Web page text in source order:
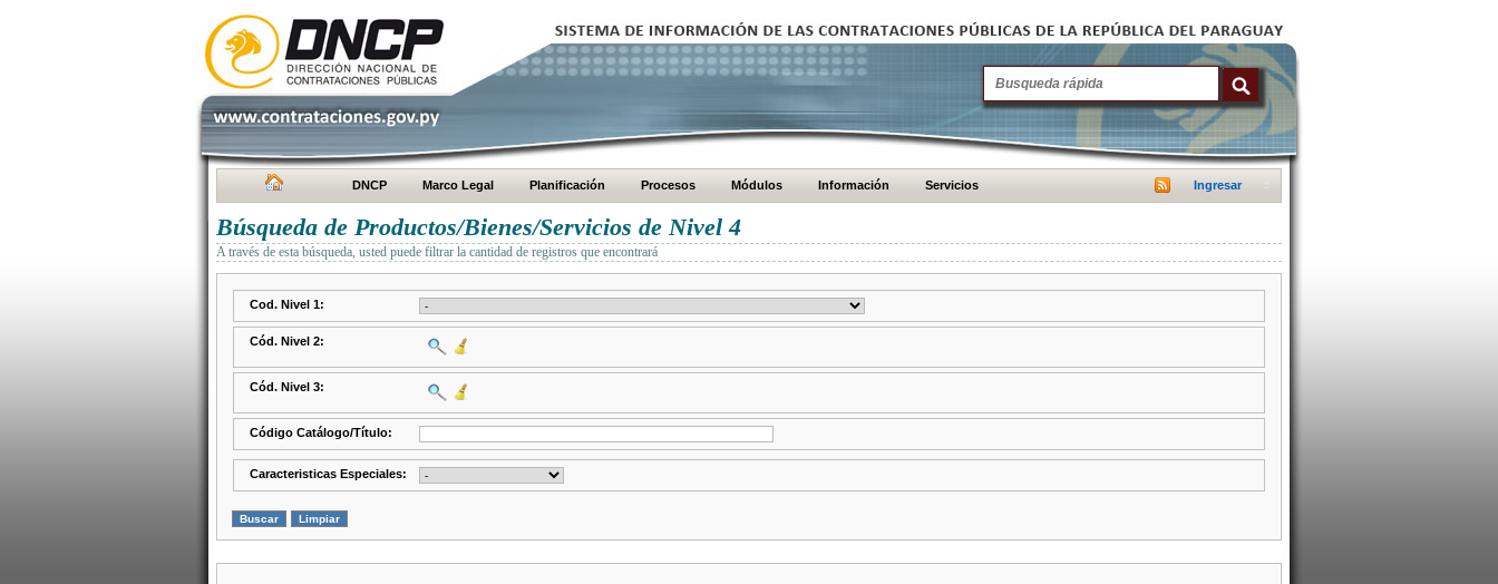
DNCP Marco Legal Planificación Procesos Módulos Información Servicios Ingresar
Búsqueda de Productos/Bienes/Servicios de Nivel 4
A través de esta búsqueda, usted puede filtrar la cantidad de registros que encontrará
Cod. Nivel 1:
Cód. Nivel 2:
Cód. Nivel 3:
Código Catálogo/Título:
Caracteristicas Especiales: